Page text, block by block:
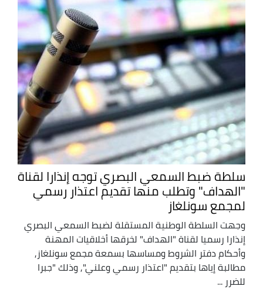
سلطة ضبط السمعي البصري توجه إنذارا لقناة
"الهداف" وتطلب منها تقديم اعتذار رسمي
لمجمع سونلغاز
وجهت السلطة الوطنية المستقلة لضبط السمعي البصري
إنذارا رسميا لقناة "الهداف" لخرقها أخلاقيات المهنة
وأحكام دفتر الشروط ومساسها بسمعة مجمع سونلغاز,
مطالبة إياها بتقديم "اعتذار رسمي وعلني", وذلك "جبرا
للضرر ...